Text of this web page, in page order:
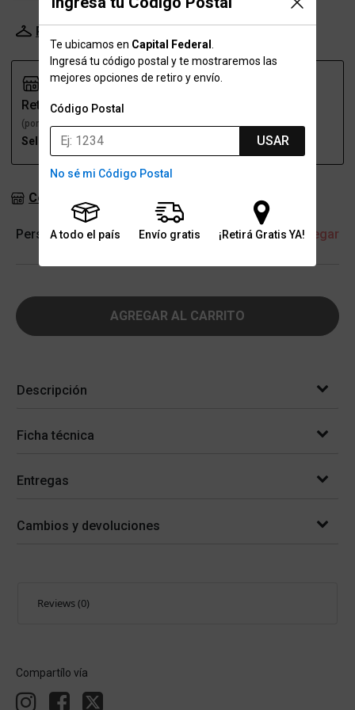
Te ubicamos en Capital Federal
Ingresá tu código postal y te mostraremos las
mejores opciones de retiro y envío.
Código Postal
USAR
No sé mi Código Postal
A todo el país Envío gratis ¡Retirá Gratis YA!
Probador Virtual
Retiro
(por una sucursal)
Seleccioná talle Seleccioná talle
Consultar stock en sucursales
Personalización + Agregar
AGREGAR AL CARRITO
Descripción
Ficha técnica
Entregas
Cambios y devoluciones
Reviews (0)
Compartílo vía